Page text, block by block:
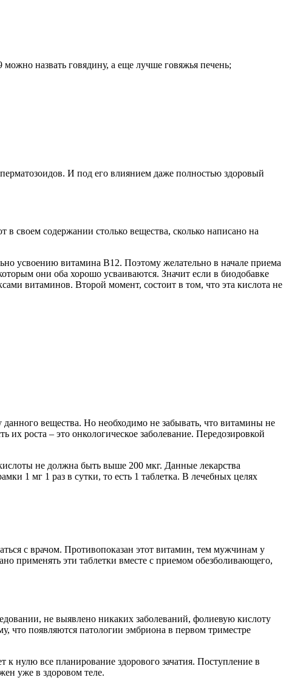
назвать говядину, а еще лучше говяжья печень;
И под его влиянием даже полностью здоровый
своем содержании столько вещества, сколько написано на
усвоению витамина В12. Поэтому желательно в начале приема
они оба хорошо усваиваются. Значит если в биодобавке
витаминов. Второй момент, состоит в том, что эта кислота не
данного вещества. Но необходимо не забывать, что витамины не
роста – это онкологическое заболевание. Передозировкой
не должна быть выше 200 мкг. Данные лекарства
1 мг 1 раз в сутки, то есть 1 таблетка. В лечебных целях
с врачом. Противопоказан этот витамин, тем мужчинам у
применять эти таблетки вместе с приемом обезболивающего,
не выявлено никаких заболеваний, фолиевую кислоту
что появляются патологии эмбриона в первом триместре
к нулю все планирование здорового зачатия. Поступление в
уже в здоровом теле.